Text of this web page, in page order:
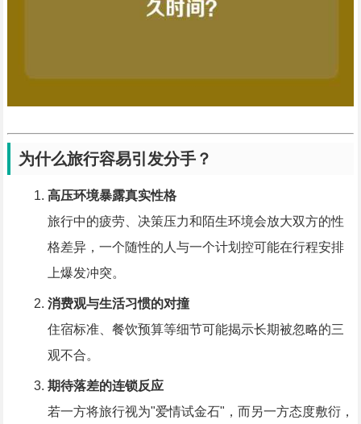
为什么旅行容易引发分手？
高压环境暴露真实性格
旅行中的疲劳、决策压力和陌生环境会放大双方的性
格差异，一个随性的人与一个计划控可能在行程安排
上爆发冲突。
消费观与生活习惯的对撞
住宿标准、餐饮预算等细节可能揭示长期被忽略的三
观不合。
期待落差的连锁反应
若一方将旅行视为"爱情试金石"，而另一方态度敷衍，